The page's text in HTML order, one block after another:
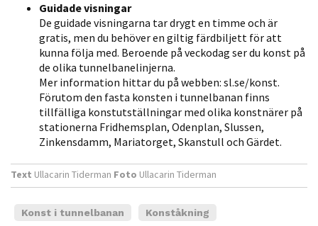
Guidade visningar
De guidade visningarna tar drygt en timme och är
gratis, men du behöver en giltig färdbiljett för att
kunna följa med. Beroende på veckodag ser du konst på
de olika tunnelbanelinjerna.
Mer information hittar du på webben: sl.se/konst.
Förutom den fasta konsten i tunnelbanan finns
tillfälliga konstutställningar med olika konstnärer på
stationerna Fridhemsplan, Odenplan, Slussen,
Zinkensdamm, Mariatorget, Skanstull och Gärdet.
Text Ullacarin Tiderman Foto Ullacarin Tiderman
Konst i tunnelbanan Konståkning
anpassat innehåll
och erbjudanden.